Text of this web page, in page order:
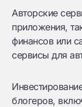
Авторские
приложения,
финансов или
сервисы для
блогеров,